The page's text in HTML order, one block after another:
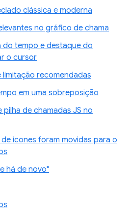
clássica e moderna
no gráfico de chama
do tempo e destaque do
o cursor
recomendadas
em uma sobreposição
pilha de chamadas JS no
ícones foram movidas para o
há de novo"